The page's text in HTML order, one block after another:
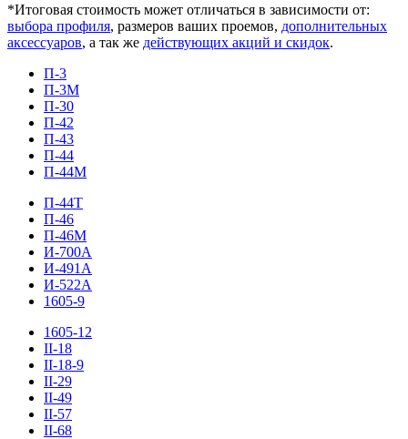
*Итоговая стоимость может отличаться в зависимости от:
выбора профиля, размеров ваших проемов, дополнительных
аксессуаров, а так же действующих акций и скидок.
П-3
П-3М
П-30
П-42
П-43
П-44
П-44М
П-44Т
П-46
П-46М
И-700А
И-491А
И-522А
1605-9
1605-12
II-18
II-18-9
II-29
II-49
II-57
II-68